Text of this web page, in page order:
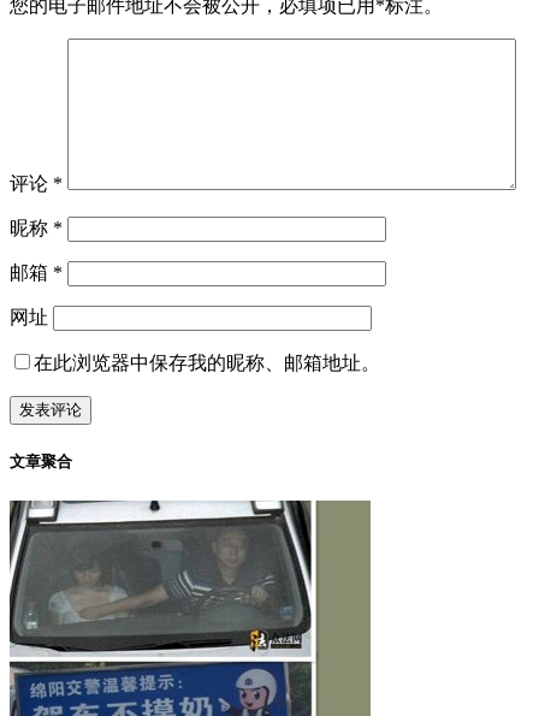
中评 生活
分享#贾浅浅诗集两首《日记独白》
着手女的甜蜜地把头靠在那男人的肩上但是裙子下两腿间流出
发表评论
您的电子邮件地址不会被公开， 必填项已用